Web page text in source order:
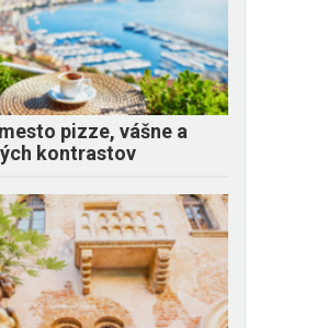
pizze, vášne a
kontrastov